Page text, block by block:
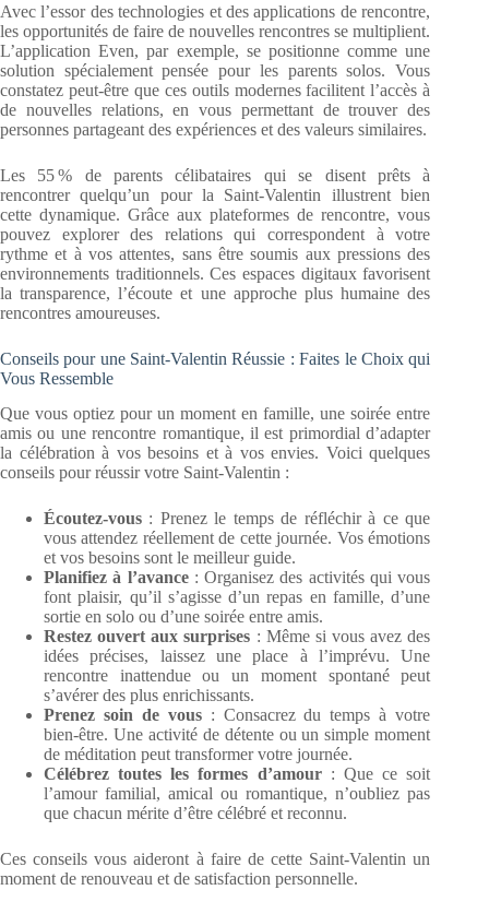
Avec l’essor des technologies et des applications de rencontre,
les opportunités de faire de nouvelles rencontres se multiplient.
L’application Even, par exemple, se positionne comme une
solution spécialement pensée pour les parents solos. Vous
constatez peut-être que ces outils modernes facilitent l’accès à
de nouvelles relations, en vous permettant de trouver des
personnes partageant des expériences et des valeurs similaires.
Les 55 % de parents célibataires qui se disent prêts à
rencontrer quelqu’un pour la Saint-Valentin illustrent bien
cette dynamique. Grâce aux plateformes de rencontre, vous
pouvez explorer des relations qui correspondent à votre
rythme et à vos attentes, sans être soumis aux pressions des
environnements traditionnels. Ces espaces digitaux favorisent
la transparence, l’écoute et une approche plus humaine des
rencontres amoureuses.
Conseils pour une Saint-Valentin Réussie : Faites le Choix qui
Vous Ressemble
Que vous optiez pour un moment en famille, une soirée entre
amis ou une rencontre romantique, il est primordial d’adapter
la célébration à vos besoins et à vos envies. Voici quelques
conseils pour réussir votre Saint-Valentin :
Écoutez-vous : Prenez le temps de réfléchir à ce que
vous attendez réellement de cette journée. Vos émotions
et vos besoins sont le meilleur guide.
Planifiez à l’avance: Organisez des activités qui vous
font plaisir, qu’il s’agisse d’un repas en famille, d’une
sortie en solo ou d’une soirée entre amis.
Restez ouvert aux surprises : Même si vous avez des
idées précises, laissez une place à l’imprévu. Une
rencontre inattendue ou un moment spontané peut
s’avérer des plus enrichissants.
Prenez soin de vous: Consacrez du temps à votre
bien-être. Une activité de détente ou un simple moment
de méditation peut transformer votre journée.
Célébrez toutes les formes d’amour: Que ce soit
l’amour familial, amical ou romantique, n’oubliez pas
que chacun mérite d’être célébré et reconnu.
Ces conseils vous aideront à faire de cette Saint-Valentin un
moment de renouveau et de satisfaction personnelle.